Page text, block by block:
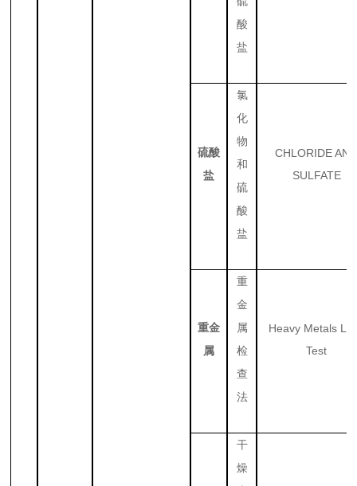
酸
盐
硫酸
盐
氯
化
物
和
硫
酸
盐
CHLORIDE
SULFATE
重金
属
重
金
属
检
查
法
Heavy Metals
Test
干
燥